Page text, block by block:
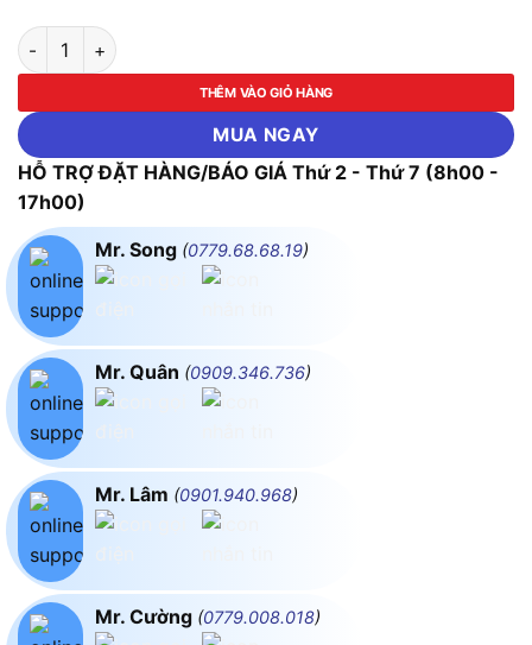
Máy bắt vít dùng pin Makita DTD173RTJ số lượng
THÊM VÀO GIỎ HÀNG
MUA NGAY
HỖ TRỢ ĐẶT HÀNG/BÁO GIÁ Thứ 2 - Thứ 7 (8h00 -
17h00)
Mr. Song (0779.68.68.19)
Mr. Quân (0909.346.736)
Mr. Lâm (0901.940.968)
Mr. Cường (0779.008.018)